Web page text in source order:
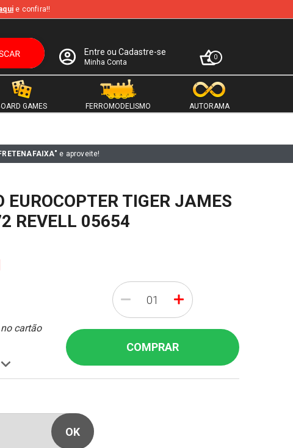
e confira!!
Entre ou Cadastre-se
Minha Conta
0
GAMES FERROMODELISMO AUTORAMA
e aproveite!
EUROCOPTER TIGER JAMES
REVELL 05654
cartão
- +
COMPRAR